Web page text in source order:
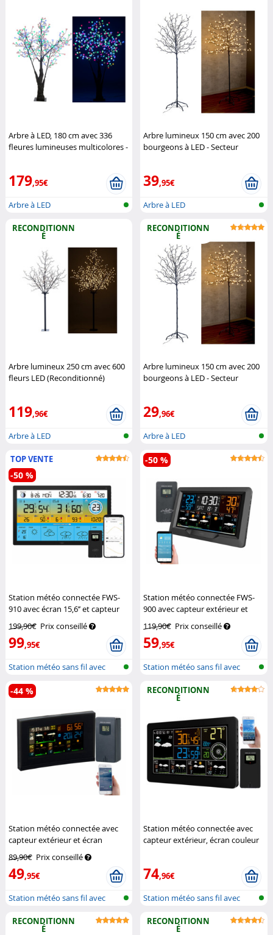
Arbre à LED, 180 cm avec 336
fleures lumineuses multicolores -
179,95€
Arbre à LED
Arbre lumineux 150 cm avec 200
bourgeons à LED - Secteur
39,95€
Arbre à LED
RECONDITIONN
É
Arbre lumineux 250 cm avec 600
fleurs LED (Reconditionné)
119,96€
Arbre à LED
RECONDITIONN
É
Arbre lumineux 150 cm avec 200
bourgeons à LED - Secteur
29,96€
Arbre à LED
TOP VENTE
Station météo connectée FWS-
910 avec écran 15,6’’ et capteur
199,90€ Prix conseillé
99,95€
-50 %
Station météo sans fil avec
sonde e...
Station météo connectée FWS-
900 avec capteur extérieur et
Infactory
119,90€ Prix conseillé
59,95€
-50 %
Station météo sans fil avec
Station météo connectée avec
capteur extérieur et écran
Infactory
89,90€ Prix conseillé
49,95€
-44 %
Station météo sans fil avec
RECONDITIONN
É
Station météo connectée avec
capteur extérieur, écran couleur
74,96€
Station météo sans fil avec
RECONDITIONN
É
RECONDITIONN
É